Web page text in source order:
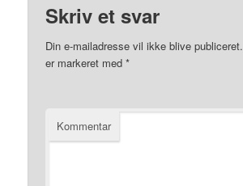
Skriv et svar
Din e-mailadresse vil ikke blive publiceret.
er markeret med*
Kommentar